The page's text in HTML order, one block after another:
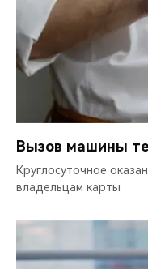
Вызов машины
Круглосуточное
владельцам карты